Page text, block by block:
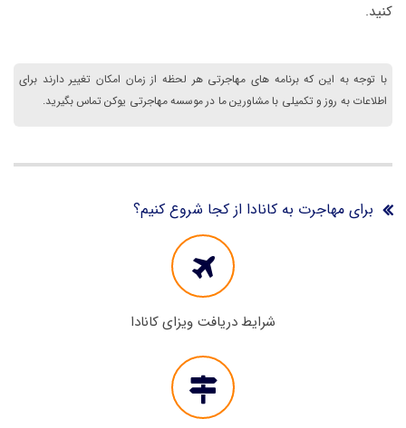
کنید.
با توجه به این که برنامه های مهاجرتی هر لحظه از زمان امکان تغییر دارند برای
اطلاعات به روز و تکمیلی با مشاورین ما در موسسه مهاجرتی یوکن تماس بگیرید.
برای مهاجرت به کانادا از کجا شروع کنیم؟
شرایط دریافت ویزای کانادا